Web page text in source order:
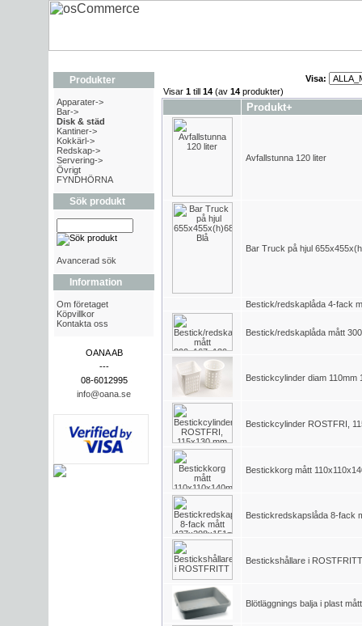
Produkter
Apparater->
Bar->
Disk & städ
Kantiner->
Kokkärl->
Redskap->
Servering->
Övrigt
FYNDHÖRNA
Sök produkt
Avancerad sök
Information
Om företaget
Köpvillkor
Kontakta oss
OANA AB
---
08-6012995
info@oana.se
Visa:
Visar 1 till 14 (av 14 produkter)
Produkt+
Avfallstunna 120 liter
Bar Truck på hjul
Bestick/redskaplåda 4-fack
Bestick/redskaplåda mått
Bestickcylinder diam 110mm
Bestickcylinder ROSTFRI,
Bestickkorg mått
Bestickredskapslåda 8-fack
Bestickshållare i ROSTFRITT
Blötläggnings balja i plast